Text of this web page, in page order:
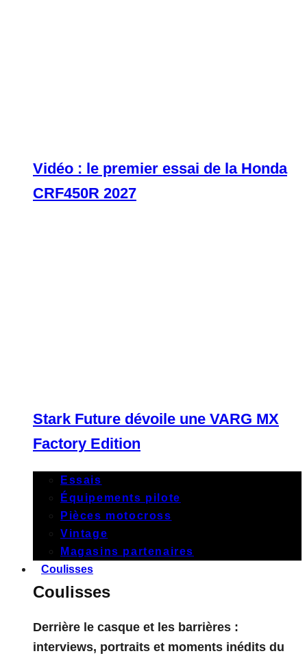
Vidéo : le premier essai de la Honda
CRF450R 2027
Stark Future dévoile une VARG MX
Factory Edition
Essais
Équipements pilote
Pièces motocross
Vintage
Magasins partenaires
Coulisses
Coulisses
Derrière le casque et les barrières :
interviews, portraits et moments inédits du